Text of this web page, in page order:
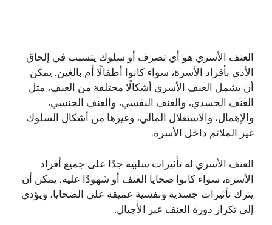
العنف الأسري هو أي تصرف أو سلوك يتسبب في إلحاق
الأذى بأفراد الأسرة، سواء كانوا أطفالًا أم بالغين. يمكن
أن يشمل العنف الأسري أشكالًا مختلفة من العنف، مثل
العنف الجسدي، والعنف النفسي، والعنف الجنسي،
والإهمال، والاستغلال المالي، وغيرها من أشكال السلوك
غير الملائم داخل الأسرة.
العنف الأسري له تأثيرات سلبية جدًا على جميع أفراد
الأسرة، سواء كانوا ضحايا العنف أو شهودًا عليه. يمكن أن
يترك تأثيرات جسدية ونفسية عميقة على الضحايا، ويؤدي
إلى تكرار دورة العنف عبر الأجيال.